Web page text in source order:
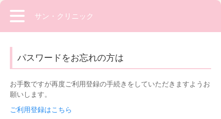
サン・クリニック
パスワードをお忘れの方は
お手数ですが再度ご利用登録の手続きをしていただきますようお
願いします。
ご利用登録はこちら